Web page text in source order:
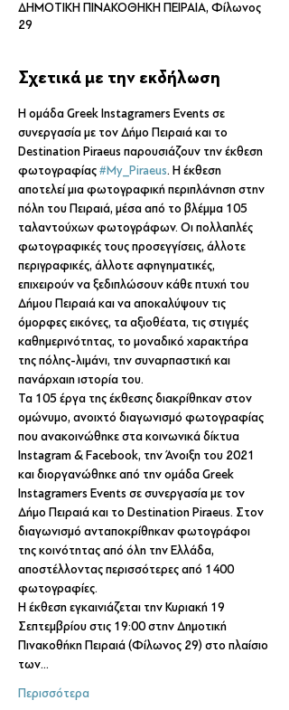
ΔΗΜΟΤΙΚΗ ΠΙΝΑΚΟΘΗΚΗ ΠΕΙΡΑΙΑ, Φίλωνος
29
Σχετικά με την εκδήλωση
Η ομάδα Greek Instagramers Events σε
συνεργασία με τον Δήμο Πειραιά και το
Destination Piraeus παρουσιάζουν την έκθεση
φωτογραφίας #My_Piraeus. Η έκθεση
αποτελεί μια φωτογραφική περιπλάνηση στην
πόλη του Πειραιά, μέσα από το βλέμμα 105
ταλαντούχων φωτογράφων. Οι πολλαπλές
φωτογραφικές τους προσεγγίσεις, άλλοτε
περιγραφικές, άλλοτε αφηγηματικές,
επιχειρούν να ξεδιπλώσουν κάθε πτυχή του
Δήμου Πειραιά και να αποκαλύψουν τις
όμορφες εικόνες, τα αξιοθέατα, τις στιγμές
καθημερινότητας, το μοναδικό χαρακτήρα
της πόλης-λιμάνι, την συναρπαστική και
πανάρχαιη ιστορία του.
Τα 105 έργα της έκθεσης διακρίθηκαν στον
ομώνυμο, ανοιχτό διαγωνισμό φωτογραφίας
που ανακοινώθηκε στα κοινωνικά δίκτυα
Instagram & Facebook, την Άνοιξη του 2021
και διοργανώθηκε από την ομάδα Greek
Instagramers Events σε συνεργασία με τον
Δήμο Πειραιά και το Destination Piraeus. Στον
διαγωνισμό ανταποκρίθηκαν φωτογράφοι
της κοινότητας από όλη την Ελλάδα,
αποστέλλοντας περισσότερες από 1400
φωτογραφίες.
Η έκθεση εγκαινιάζεται την Κυριακή 19
Σεπτεμβρίου στις 19:00 στην Δημοτική
Πινακοθήκη Πειραιά (Φίλωνος 29) στο πλαίσιο
των…
Περισσότερα